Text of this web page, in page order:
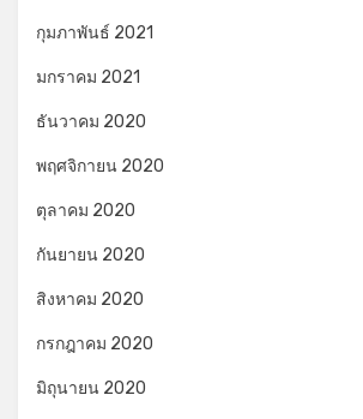
กุมภาพันธ์ 2021
มกราคม 2021
ธันวาคม 2020
พฤศจิกายน 2020
ตุลาคม 2020
กันยายน 2020
สิงหาคม 2020
กรกฎาคม 2020
มิถุนายน 2020